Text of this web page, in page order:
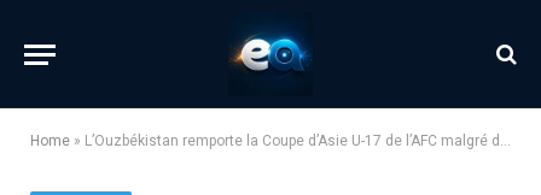
Home » L’Ouzbékistan remporte la Coupe d’Asie U-17 de l’AFC malgré deux cartons rouges